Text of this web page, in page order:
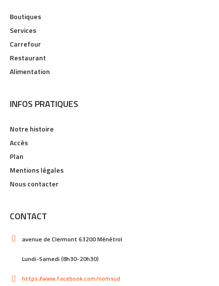
Boutiques
Services
Carrefour
Restaurant
Alimentation
INFOS PRATIQUES
Notre histoire
Accès
Plan
Mentions légales
Nous contacter
CONTACT
avenue de Clermont 63200 Ménétrol
Lundi-Samedi (8h30-20h30)
https://www.facebook.com/riomsud